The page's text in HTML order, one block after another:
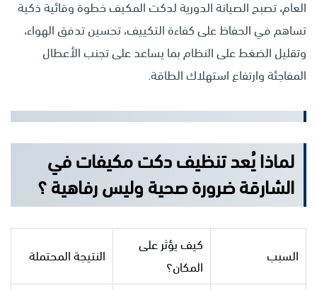
العام، تصبح الصيانة الدورية لدكت المكيف خطوة وقائية ذكية
تساهم في الحفاظ على كفاءة التكييف، تحسين تدفق الهواء،
وتقليل الضغط على النظام بما يساعد على تجنب الأعطال
المفاجئة وارتفاع استهلاك الطاقة.
لماذا يُعد تنظيف دكت مكيفات في
الشارقة ضرورة صحية وليس رفاهية ؟
السبب
كيف يؤثر على
المكان؟
النتيجة المحتملة